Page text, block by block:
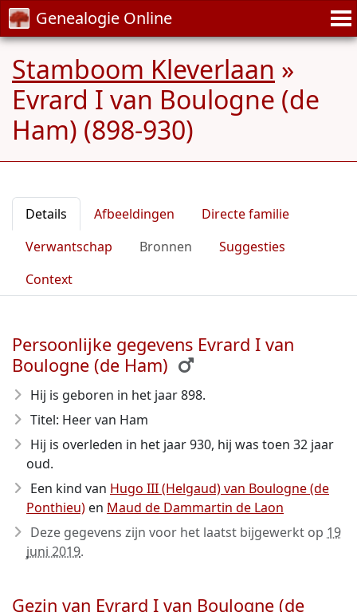
Genealogie Online
Stamboom Kleverlaan »
Evrard I van Boulogne (de
Ham) (898-930)
Details Afbeeldingen
Directe familie
Verwantschap
Bronnen
Suggesties
Context
Persoonlijke gegevens Evrard I van
Boulogne (de Ham)
Hij is geboren in het jaar 898.
Titel: Heer van Ham
Hij is overleden in het jaar 930, hij was toen 32 jaar
oud.
Een kind van Hugo III (Helgaud) van Boulogne (de
Ponthieu) en Maud de Dammartin de Laon
Deze gegevens zijn voor het laatst bijgewerkt op 19
juni 2019.
Gezin van Evrard I van Boulogne (de